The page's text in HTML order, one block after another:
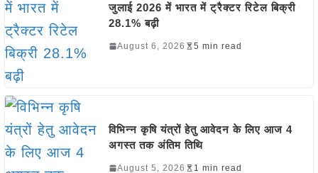
जुलाई 2026 में भारत में ट्रैक्टर रिटेल बिक्री
28.1% बढ़ी
August 6, 2026 5 min read
विभिन्न कृषि यंत्रों हेतु आवेदन के लिए आज 4
अगस्त तक अंतिम तिथि
August 5, 2026 1 min read